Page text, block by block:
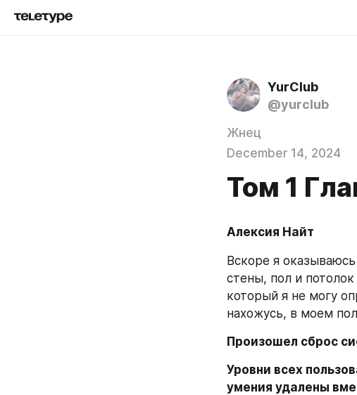
YurClub
@yurclub
Жнец
December 14, 2024
Том 1
Алексия Найт
Вскоре я
стены, пол и
который я не могу
нахожусь, в моем
Произошел сброс
Уровни всех
умения удалены